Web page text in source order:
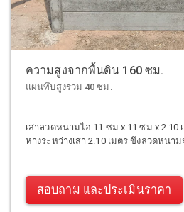
ความสูงจากพื้นดิน 160 ซม.
แผ่นทึบสูงรวม 40 ซม.
เสาลวดหนามไอ 11 ซม x 11 ซม x 2.10
ห่างระหว่างเสา 2.10 เมตร ขึงลวดหนา
สอบถาม และประเมินราคา